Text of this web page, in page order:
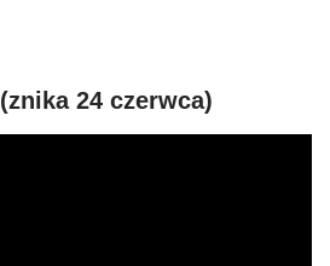
(znika 24 czerwca)